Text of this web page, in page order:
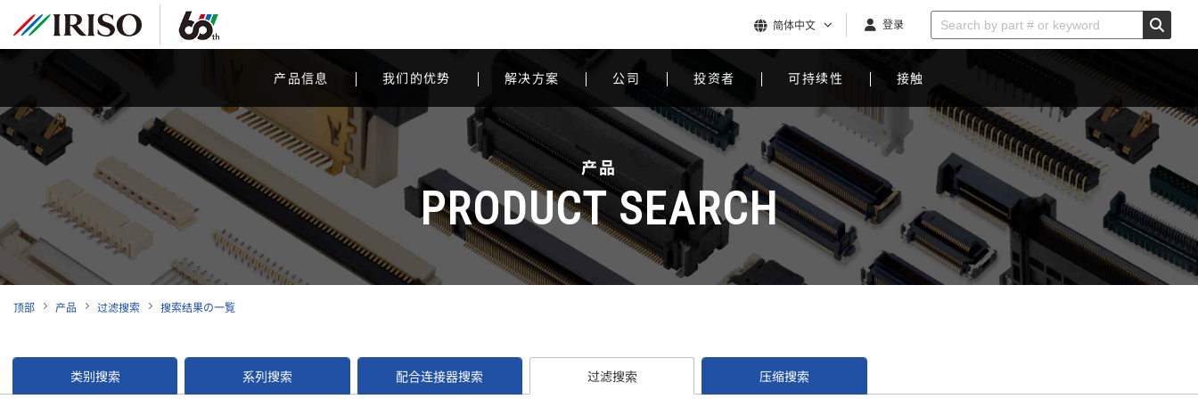
简体中文 登录
产品信息 我们的优势 解决方案 公司 投资者 可持续性 接触
产品
PRODUCT SEARCH
顶部 产品 过滤搜索 搜索结果の一覧
类别搜索 系列搜索 配合连接器搜索 过滤搜索 压缩搜索